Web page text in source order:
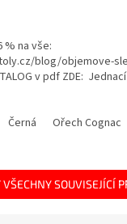
% na vše:
blog/objemove-
v pdf ZDE:
Černá Ořech Cognac
SOUVISEJÍCÍ